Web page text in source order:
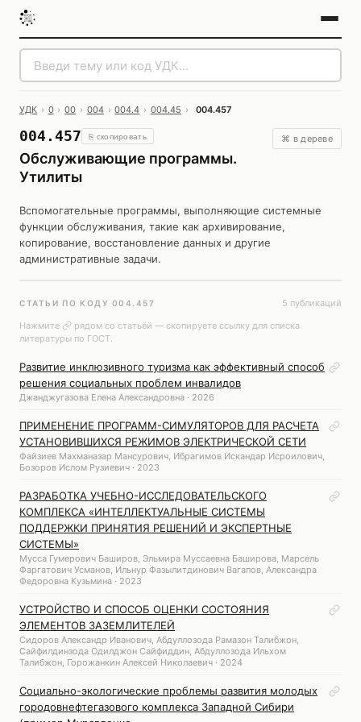
УДК › 0 › 00 › 004 › 004.4 › 004.45 › 004.457
004.457 ⎘ скопировать
Обслуживающие программы.
Утилиты
⌘ в дереве
Вспомогательные программы, выполняющие системные
функции обслуживания, такие как архивирование,
копирование, восстановление данных и другие
административные задачи.
СТАТЬИ ПО КОДУ 004.457
5 публикаций
Нажмите
рядом со статьёй — скопируете ссылку для списка
литературы по ГОСТ.
Развитие инклюзивного туризма как эффективный способ
решения социальных проблем инвалидов
Джанджугазова Елена Александровна · 2026
ПРИМЕНЕНИЕ ПРОГРАММ-СИМУЛЯТОРОВ ДЛЯ РАСЧЕТА
УСТАНОВИВШИХСЯ РЕЖИМОВ ЭЛЕКТРИЧЕСКОЙ СЕТИ
Файзиев Махманазар Мансурович, Ибрагимов Искандар Исроилович,
Бозоров Ислом Рузиевич · 2023
РАЗРАБОТКА УЧЕБНО-ИССЛЕДОВАТЕЛЬСКОГО
КОМПЛЕКСА «ИНТЕЛЛЕКТУАЛЬНЫЕ СИСТЕМЫ
ПОДДЕРЖКИ ПРИНЯТИЯ РЕШЕНИЙ И ЭКСПЕРТНЫЕ
СИСТЕМЫ»
Мусса Гумерович Баширов, Эльмира Муссаевна Баширова, Марсель
Фаргатович Усманов, Ильнур Фазылитдинович Вагапов, Александра
Федоровна Кузьмина · 2023
УСТРОЙСТВО И СПОСОБ ОЦЕНКИ СОСТОЯНИЯ
ЭЛЕМЕНТОВ ЗАЗЕМЛИТЕЛЕЙ
Сидоров Александр Иванович, Абдуллозода Рамазон Талибжон,
Сайфилдинзода Одилджон Сайфиддин, Абдуллозода Ильхом
Талибжон, Горожанкин Алексей Николаевич · 2024
Социально-экологические проблемы развития молодых
городовнефтегазового комплекса Западной Сибири